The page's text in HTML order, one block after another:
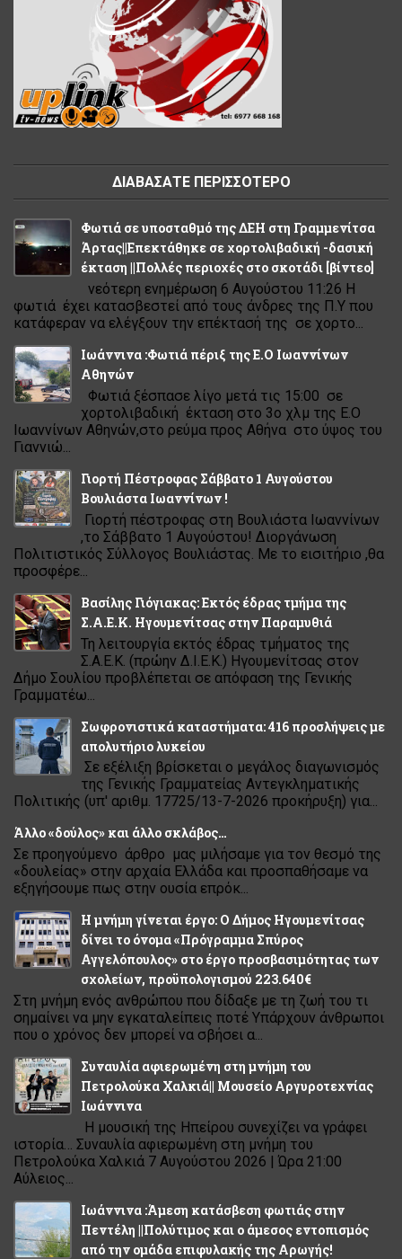
ΔΙΑΒΑΣΑΤΕ ΠΕΡΙΣΣΟΤΕΡΟ
Φωτιά σε υποσταθμό της ΔΕΗ στη Γραμμενίτσα
Άρτας||Επεκτάθηκε σε χορτολιβαδική -δασική
έκταση ||Πολλές περιοχές στο σκοτάδι [βίντεο]
νεότερη ενημέρωση 6 Αυγούστου 11:26 Η
φωτιά έχει κατασβεστεί από τους άνδρες της Π.Υ που
κατάφεραν να ελέγξουν την επέκτασή της σε χορτο...
Ιωάννινα :Φωτιά πέριξ της Ε.Ο Ιωαννίνων
Αθηνών
Φωτιά ξέσπασε λίγο μετά τις 15:00 σε
χορτολιβαδική έκταση στο 3ο χλμ της Ε.Ο
Ιωαννίνων Αθηνών,στο ρεύμα προς Αθήνα στο ύψος του
Γιαννιώ...
Γιορτή Πέστροφας Σάββατο 1 Αυγούστου
Βουλιάστα Ιωαννίνων !
Γιορτή πέστροφας στη Βουλιάστα Ιωαννίνων
,το Σάββατο 1 Αυγούστου! Διοργάνωση
Πολιτιστικός Σύλλογος Βουλιάστας. Με το εισιτήριο ,θα
προσφέρε...
Βασίλης Γιόγιακας: Εκτός έδρας τμήμα της
Σ.Α.Ε.Κ. Ηγουμενίτσας στην Παραμυθιά
Τη λειτουργία εκτός έδρας τμήματος της
Σ.Α.Ε.Κ. (πρώην Δ.Ι.Ε.Κ.) Ηγουμενίτσας στον
Δήμο Σουλίου προβλέπεται σε απόφαση της Γενικής
Γραμματέω...
Σωφρονιστικά καταστήματα: 416 προσλήψεις με
απολυτήριο λυκείου
Σε εξέλιξη βρίσκεται ο μεγάλος διαγωνισμός
της Γενικής Γραμματείας Αντεγκληματικής
Πολιτικής (υπ' αριθμ. 17725/13-7-2026 προκήρυξη) για...
Άλλο «δούλος» και άλλο σκλάβος…
Σε προηγούμενο άρθρο μας μιλήσαμε για τον θεσμό της
«δουλείας» στην αρχαία Ελλάδα και προσπαθήσαμε να
εξηγήσουμε πως στην ουσία επρόκ...
Η μνήμη γίνεται έργο: Ο Δήμος Ηγουμενίτσας
δίνει το όνομα «Πρόγραμμα Σπύρος
Αγγελόπουλος» στο έργο προσβασιμότητας των
σχολείων, προϋπολογισμού 223.640€
Στη μνήμη ενός ανθρώπου που δίδαξε με τη ζωή του τι
σημαίνει να μην εγκαταλείπεις ποτέ Υπάρχουν άνθρωποι
που ο χρόνος δεν μπορεί να σβήσει α...
Συναυλία αφιερωμένη στη μνήμη του
Πετρολούκα Χαλκιά|| Μουσείο Αργυροτεχνίας
Ιωάννινα
Η μουσική της Ηπείρου συνεχίζει να γράφει
ιστορία… Συναυλία αφιερωμένη στη μνήμη του
Πετρολούκα Χαλκιά 7 Αυγούστου 2026 | Ώρα 21:00
Αύλειος...
Ιωάννινα :Άμεση κατάσβεση φωτιάς στην
Πεντέλη ||Πολύτιμος και ο άμεσος εντοπισμός
από την ομάδα επιφυλακής της Αρωγής!